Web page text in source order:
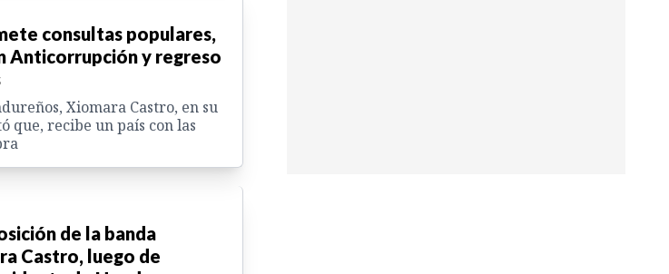
consultas populares,
Anticorrupción y regreso
Xiomara Castro, en su
que, recibe un país con las
de la banda
Castro, luego de